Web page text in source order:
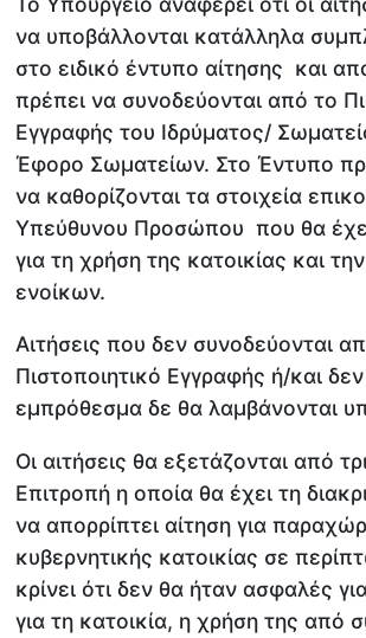
να υποβάλλονται κατάλληλα
στο ειδικό έντυπο αίτησης και
πρέπει να συνοδεύονται από το
Εγγραφής του Ιδρύματος/
Έφορο Σωματείων. Στο Έντυπο
να καθορίζονται τα στοιχεία
Υπεύθυνου Προσώπου που θα
για τη χρήση της κατοικίας και
ενοίκων.
Αιτήσεις που δεν συνοδεύονται
Πιστοποιητικό Εγγραφής ή/και
εμπρόθεσμα δε θα λαμβάνονται
Οι αιτήσεις θα εξετάζονται από
Επιτροπή η οποία θα έχει τη
να απορρίπτει αίτηση για
κυβερνητικής κατοικίας σε
κρίνει ότι δεν θα ήταν ασφαλές
για τη κατοικία, η χρήση της από